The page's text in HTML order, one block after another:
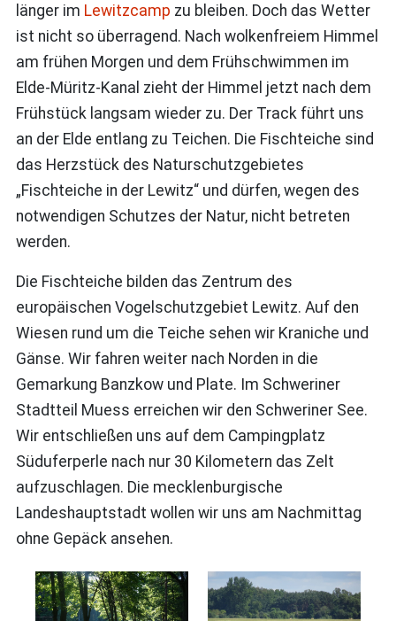
länger im Lewitzcamp zu bleiben. Doch das Wetter
ist nicht so überragend. Nach wolkenfreiem Himmel
am frühen Morgen und dem Frühschwimmen im
Elde-Müritz-Kanal zieht der Himmel jetzt nach dem
Frühstück langsam wieder zu. Der Track führt uns
an der Elde entlang zu Teichen. Die Fischteiche sind
das Herzstück des Naturschutzgebietes
„Fischteiche in der Lewitz“ und dürfen, wegen des
notwendigen Schutzes der Natur, nicht betreten
werden.
Die Fischteiche bilden das Zentrum des
europäischen Vogelschutzgebiet Lewitz. Auf den
Wiesen rund um die Teiche sehen wir Kraniche und
Gänse. Wir fahren weiter nach Norden in die
Gemarkung Banzkow und Plate. Im Schweriner
Stadtteil Muess erreichen wir den Schweriner See.
Wir entschließen uns auf dem Campingplatz
Süduferperle nach nur 30 Kilometern das Zelt
aufzuschlagen. Die mecklenburgische
Landeshauptstadt wollen wir uns am Nachmittag
ohne Gepäck ansehen.